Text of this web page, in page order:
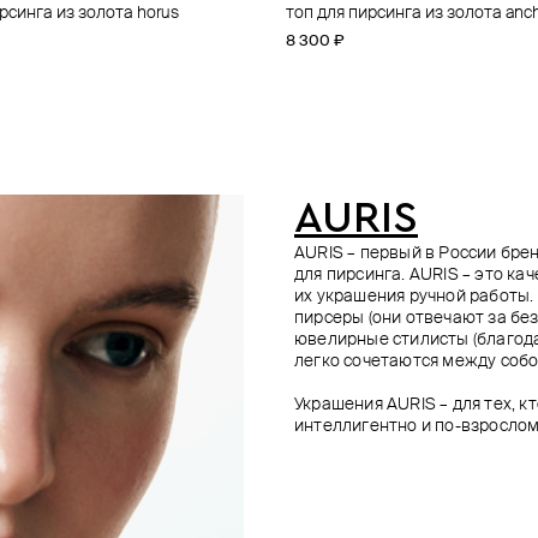
из золота horus
топ для пирсинга из золота
8 300 ₽
из золота estrella med
топ для пирсинга из золота ohm
16 100 ₽
из золота brillove
кликер из золота trio small
22 800 ₽
топ для пирсинга firebird из
топ для пирсинга phoenix из
16 500 ₽
AURIS
AURIS – первый в России
для пирсинга. AURIS – это
их украшения ручной
пирсеры (они отвечают за
ювелирные стилисты
легко сочетаются между
Украшения AURIS – для тех,
интеллигентно и по-